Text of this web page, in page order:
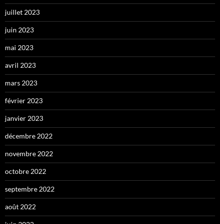
juillet 2023
juin 2023
mai 2023
avril 2023
mars 2023
février 2023
janvier 2023
décembre 2022
novembre 2022
octobre 2022
septembre 2022
août 2022